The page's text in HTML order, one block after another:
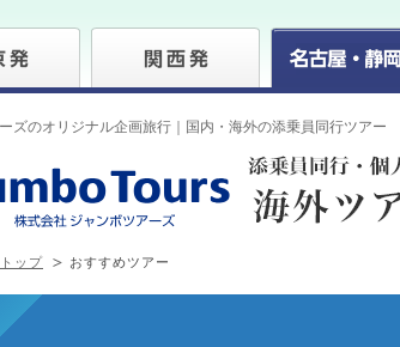
ズのオリジナル企画旅行｜国内・海外の添乗員同行ツアー
ップ おすすめツアー